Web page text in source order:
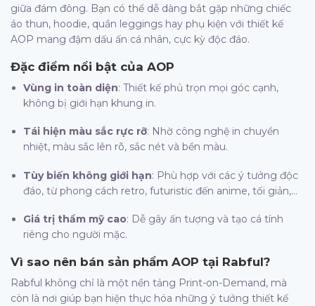
giữa đám đông. Bạn có thể dễ dàng bắt gặp những chiếc
áo thun, hoodie, quần leggings hay phụ kiện với thiết kế
AOP mang đậm dấu ấn cá nhân, cực kỳ độc đáo.
Đặc điểm nổi bật của AOP
Vùng in toàn diện: Thiết kế phủ trọn mọi góc cạnh,
không bị giới hạn khung in.
Tái hiện màu sắc rực rỡ: Nhờ công nghệ in chuyển
nhiệt, màu sắc lên rõ, sắc nét và bền màu.
Tùy biến không giới hạn: Phù hợp với các ý tưởng độc
đáo, từ phong cách retro, futuristic đến anime, tối giản,…
Giá trị thẩm mỹ cao: Dễ gây ấn tượng và tạo cá tính
riêng cho người mặc.
Vì sao nên bán sản phẩm AOP tại Rabful?
Rabful không chỉ là một nền tảng Print-on-Demand, mà
còn là nơi giúp bạn hiện thực hóa những ý tưởng thiết kế